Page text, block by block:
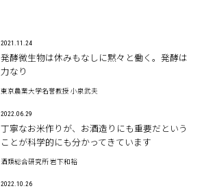
2021.11.24
発酵微生物は休みもなしに黙々と働く。発酵は
力なり
東京農業大学名誉教授 小泉武夫
2022.06.29
丁寧なお米作りが、お酒造りにも重要だという
ことが科学的にも分かってきています
酒類総合研究所 岩下和裕
2022.10.26